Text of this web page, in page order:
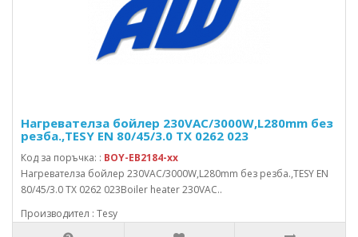
Нагревателза бойлер 230VAC/3000W,L280mm без
резба.,TESY EN 80/45/3.0 TX 0262 023
Код за поръчка: : BOY-EB2184-xx
Нагревателза бойлер 230VAC/3000W,L280mm без резба.,TESY EN
80/45/3.0 TX 0262 023Boiler heater 230VAC..
Производител : Tesy